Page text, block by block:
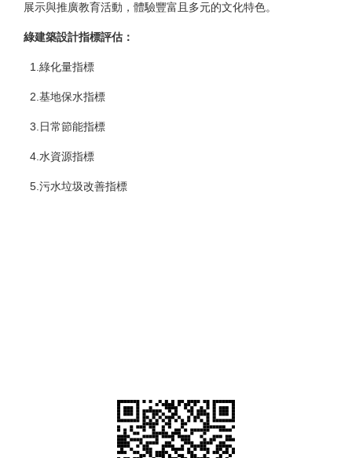
展示與推廣教育活動，體驗豐富且多元的文化特色。
綠建築設計指標評估 ：
1.綠化量指標
2.基地保水指標
3.日常節能指標
4.水資源指標
5.污水垃圾改善指標